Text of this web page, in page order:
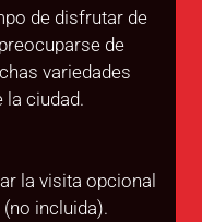
de disfrutar de
de
variedades
ciudad.
la visita opcional
incluida).